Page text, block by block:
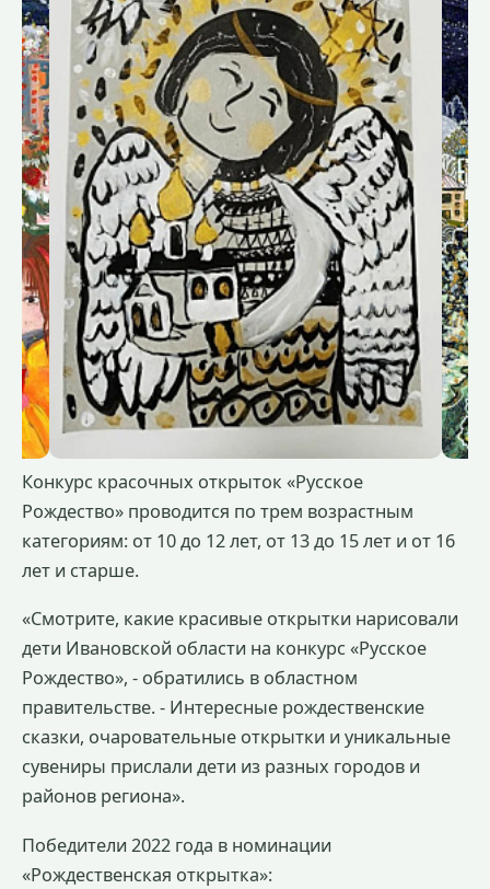
Конкурс красочных открыток «Русское
Рождество» проводится по трем возрастным
категориям: от 10 до 12 лет, от 13 до 15 лет и от 16
лет и старше.
«Смотрите, какие красивые открытки нарисовали
дети Ивановской области на конкурс «Русское
Рождество», - обратились в областном
правительстве. - Интересные рождественские
сказки, очаровательные открытки и уникальные
сувениры прислали дети из разных городов и
районов региона».
Победители 2022 года в номинации
«Рождественская открытка»: